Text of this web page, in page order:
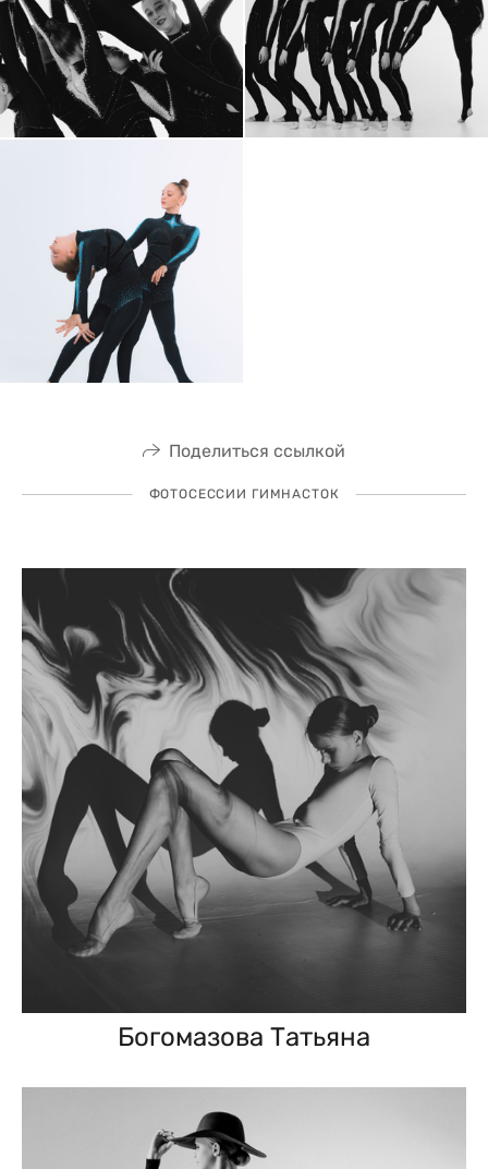
Поделиться ссылкой
ФОТОСЕССИИ ГИМНАСТОК
Богомазова Татьяна